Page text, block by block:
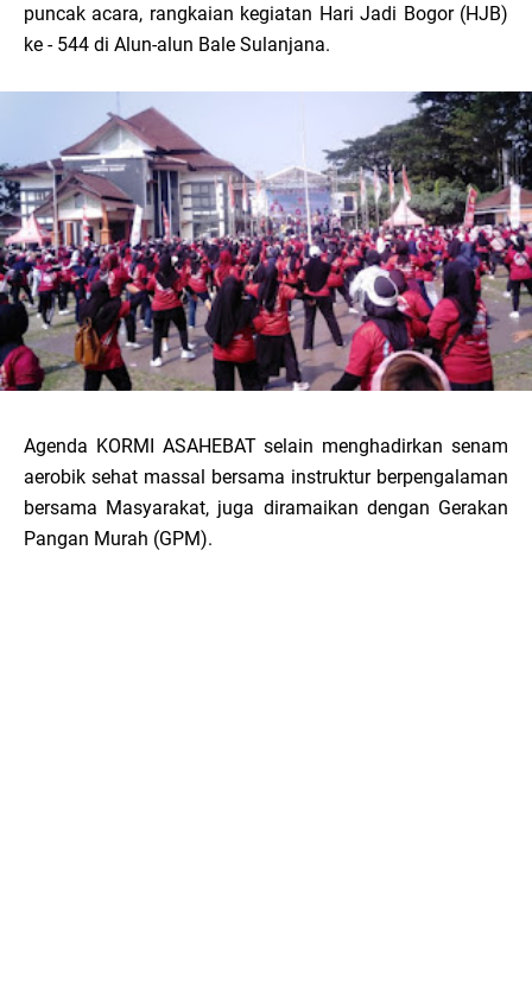
puncak acara, rangkaian kegiatan Hari Jadi Bogor (HJB)
ke - 544 di Alun-alun Bale Sulanjana.
Agenda KORMI ASAHEBAT selain menghadirkan senam
aerobik sehat massal bersama instruktur berpengalaman
bersama Masyarakat, juga diramaikan dengan Gerakan
Pangan Murah (GPM).